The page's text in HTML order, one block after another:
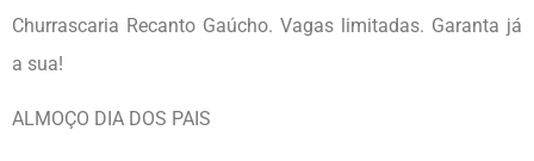
Churrascaria Recanto Gaúcho. Vagas limitadas. Garanta já
a sua!
ALMOÇO DIA DOS PAIS